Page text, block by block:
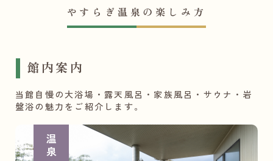
やすらぎ温泉の楽しみ方
温泉
館内案内
当館自慢の大浴場・露天風呂・家族風呂・サウナ・岩
盤浴の魅力をご紹介します。